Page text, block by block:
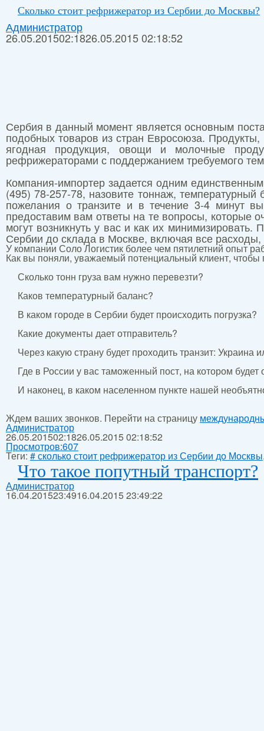
Сколько стоит рефрижератор из Сербии до Москвы?
Администратор
26.05.201502:1826.05.2015 02:18:52
Сербия в данный момент является основным
подобных товаров из стран Евросоюза.
ягодная продукция, овощи и молочные
рефрижераторами с поддержанием требуемого
Компания-импортер задается одним
(495) 78-257-78, назовите тоннаж, температурный
пожелания о транзите и в течение 3-4 минут
предоставим вам ответы на те вопросы, которые
могут возникнуть у вас и как их
Сербии до склада в Москве, включая все расходы,
У компании Соло Логистик более чем пятилетний опыт
Как вы поняли, уважаемый потенциальный клиент, чтобы
Сколько тонн груза вам нужно перевезти?
Каков температурный баланс?
В каком городе в Сербии будет происходить погрузка?
Какие документы дает отправитель?
Через какую страну будет проходить транзит: Украина
Где в России у вас таможенный пост, на котором будет
И наконец, в каком населенном пункте нашей
Ждем ваших звонков. Перейти на страницу
Администратор
26.05.201502:1826.05.2015 02:18:52
Просмотров:607
Теги:# сколько стоит рефрижератор из Сербии до Москвы
Что такое попутный транспорт?
Администратор
16.04.201523:4916.04.2015 23:49:22